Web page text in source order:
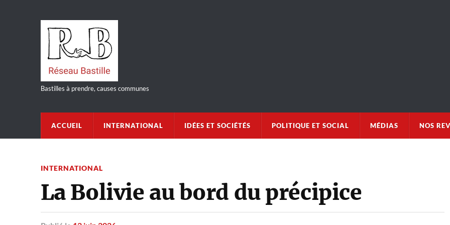
Bastilles à prendre, causes communes
ACCUEIL INTERNATIONAL IDÉES ET SOCIÉTÉS POLITIQUE ET SOCIAL MÉDIAS NOS
INTERNATIONAL
La Bolivie au bord du précipice